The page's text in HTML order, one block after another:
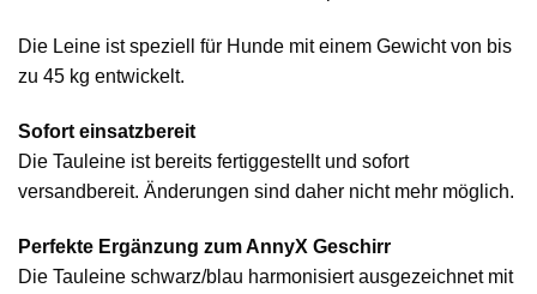
Die Leine ist speziell für Hunde mit einem Gewicht von bis
zu 45 kg entwickelt.
Sofort einsatzbereit
Die Tauleine ist bereits fertiggestellt und sofort
versandbereit. Änderungen sind daher nicht mehr möglich.
Perfekte Ergänzung zum AnnyX Geschirr
Die Tauleine schwarz/blau harmonisiert ausgezeichnet mit